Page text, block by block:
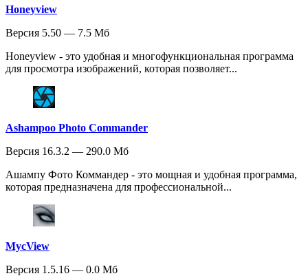
Honeyview
Версия 5.50 — 7.5 Мб
Honeyview - это удобная и многофункциональная программа
для просмотра изображений, которая позволяет...
Ashampoo Photo Commander
Версия 16.3.2 — 290.0 Мб
Ашампу Фото Коммандер - это мощная и удобная программа,
которая предназначена для профессиональной...
MycView
Версия 1.5.16 — 0.0 Мб